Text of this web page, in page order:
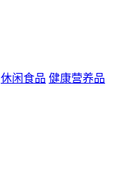
休闲食品 健康营养品